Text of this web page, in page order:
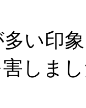
い印
しま